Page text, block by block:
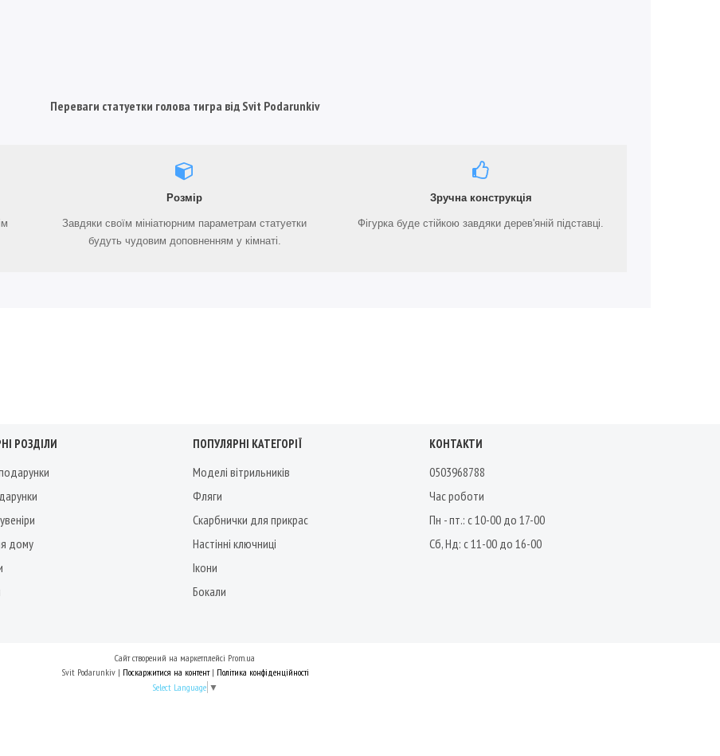
Переваги статуетки голова тигра від Svit Podarunkiv
Розмір
Завдяки своїм мініатюрним параметрам статуетки
будуть чудовим доповненням у кімнаті.
Зручна конструкція
Фігурка буде стійкою завдяки дерев'яній підставці.
РОЗДІЛИ
дому
ПОПУЛЯРНІ КАТЕГОРІЇ
Моделі вітрильників
Фляги
Скарбнички для прикрас
Настінні ключниці
Ікони
Бокали
КОНТАКТИ
0503968788
Час роботи
Пн - пт.: с 10-00 до 17-00
Сб, Нд: с 11-00 до 16-00
Сайт створений на маркетплейсі Prom.ua
Svit Podarunkiv | Поскаржитися на контент | Політика конфіденційності
Select Language ▼